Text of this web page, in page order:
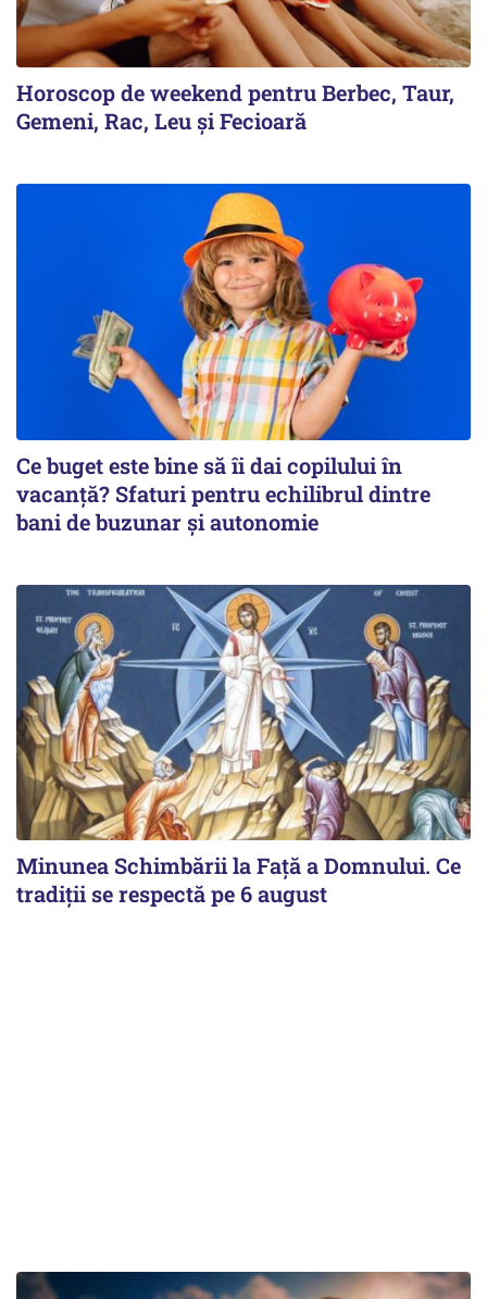
Horoscop de weekend pentru Berbec, Taur,
Gemeni, Rac, Leu și Fecioară
Ce buget este bine să îi dai copilului în
vacanță? Sfaturi pentru echilibrul dintre
bani de buzunar și autonomie
Minunea Schimbării la Față a Domnului. Ce
tradiții se respectă pe 6 august